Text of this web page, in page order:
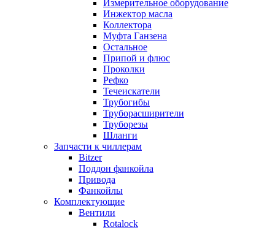
Измерительное оборудование
Инжектор масла
Коллектора
Муфта Ганзена
Остальное
Припой и флюс
Проколки
Рефко
Течеискатели
Трубогибы
Труборасширители
Труборезы
Шланги
Запчасти к чиллерам
Bitzer
Поддон фанкойла
Привода
Фанкойлы
Комплектующие
Вентили
Rotalock